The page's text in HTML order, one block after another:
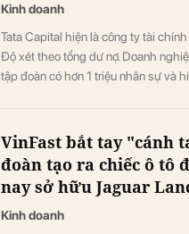
Kinh doanh
Tata Capital hiện là công ty tài
Độ xét theo tổng dư nợ. Doanh
tập đoàn có hơn 1 triệu nhân sự và
VinFast bắt tay "cánh
đoàn tạo ra chiếc ô tô
nay sở hữu Jaguar
Kinh doanh